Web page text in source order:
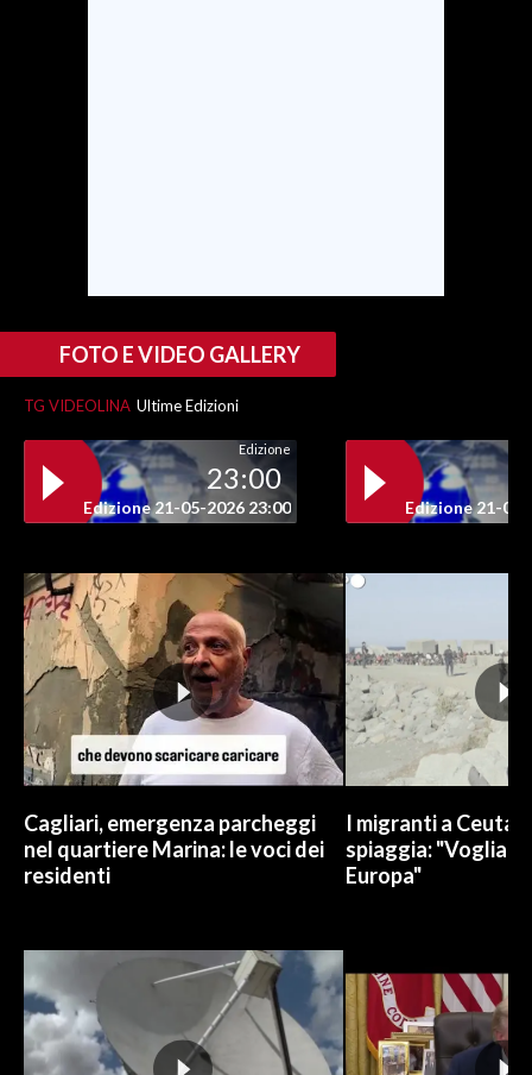
FOTO E VIDEO GALLERY
TG VIDEOLINA Ultime Edizioni
Edizione
23:00
Edizione 21-05-2026 23:00 Edizione 21-05-
Cagliari, emergenza parcheggi
nel quartiere Marina: le voci dei
residenti
I migranti a Ceuta
spiaggia:
Europa"